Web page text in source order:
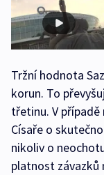
Tržní hodnota
korun. To
třetinu. V
Císaře o
nikoliv o
platnost závazků